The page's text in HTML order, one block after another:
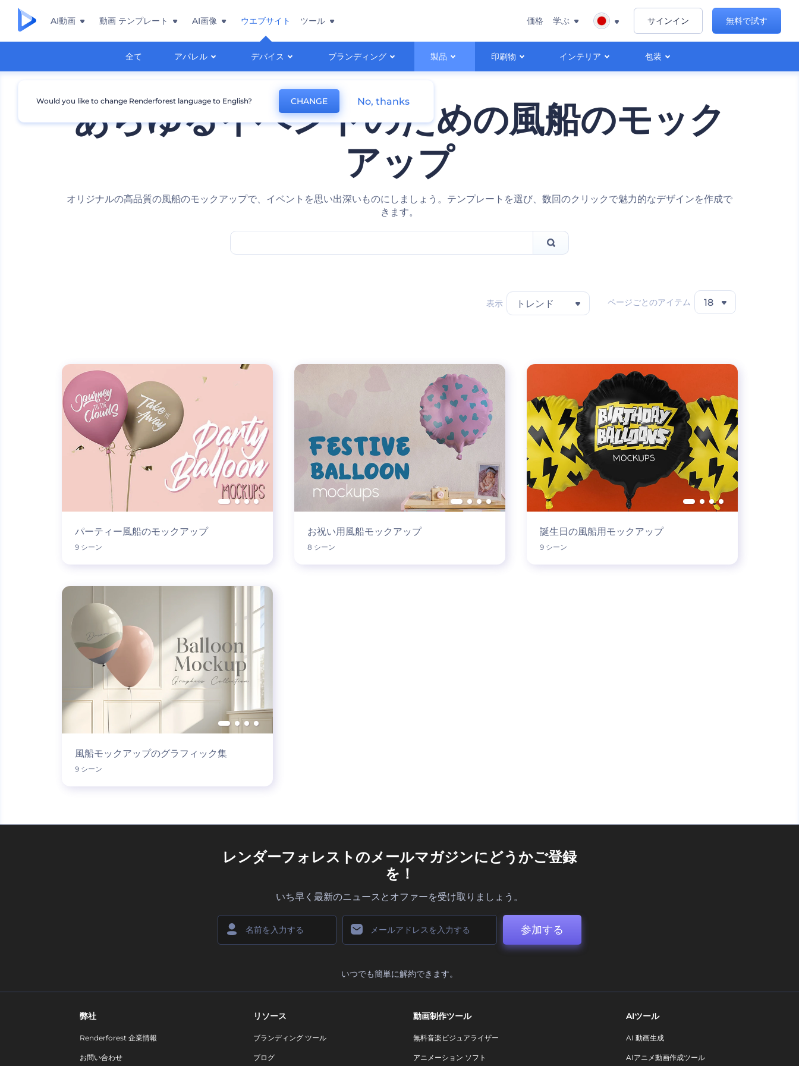
AI動画 動画 テンプレート AI画像 ウエブサイト
全て アパレル デバイス ブランディング 製品 印刷物 インテリア 包装
ツール 価格 学ぶ サインイン 無料で試す
あらゆるイベントのための風船のモック
アップ
オリジナルの高品質の風船のモックアップで、イベントを思い出深いものにしましょう。テンプレートを選び、数回のクリックで魅力的なデザインを作成で
きます。
表示 トレンド ページごとのアイテム 18
パーティー風船のモックアップ
9 シーン
お祝い用風船モックアップ
8 シーン
誕生日の風船用モックアップ
9 シーン
風船モックアップのグラフィック集
9 シーン
レンダーフォレストのメールマガジンにどうかご登録
を！
いち早く最新のニュースとオファーを受け取りましょう。
参加する
いつでも簡単に解約できます。
弊社
Renderforest 企業情報
お問い合わせ
リソース
ブランディング ツール
ブログ
動画制作ツール
無料音楽ビジュアライザー
アニメーション ソフト
AIツール
AI 動画生成
AIアニメ動画作成ツール
Would you like to change Renderforest language to English? CHANGE No, thanks